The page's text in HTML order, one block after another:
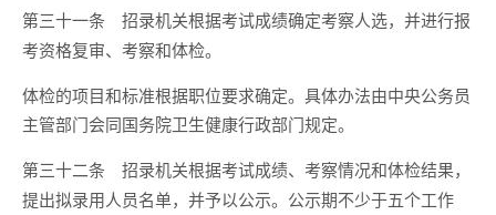
第三十一条
招录机关根据考试成绩确定考察人选，并进行报
考资格复审、考察和体检。
体检的项目和标准根据职位要求确定。具体办法由中央公务员
主管部门会同国务院卫生健康行政部门规定。
第三十二条
招录机关根据考试成绩、考察情况和体检结果，
提出拟录用人员名单，并予以公示。公示期不少于五个工作